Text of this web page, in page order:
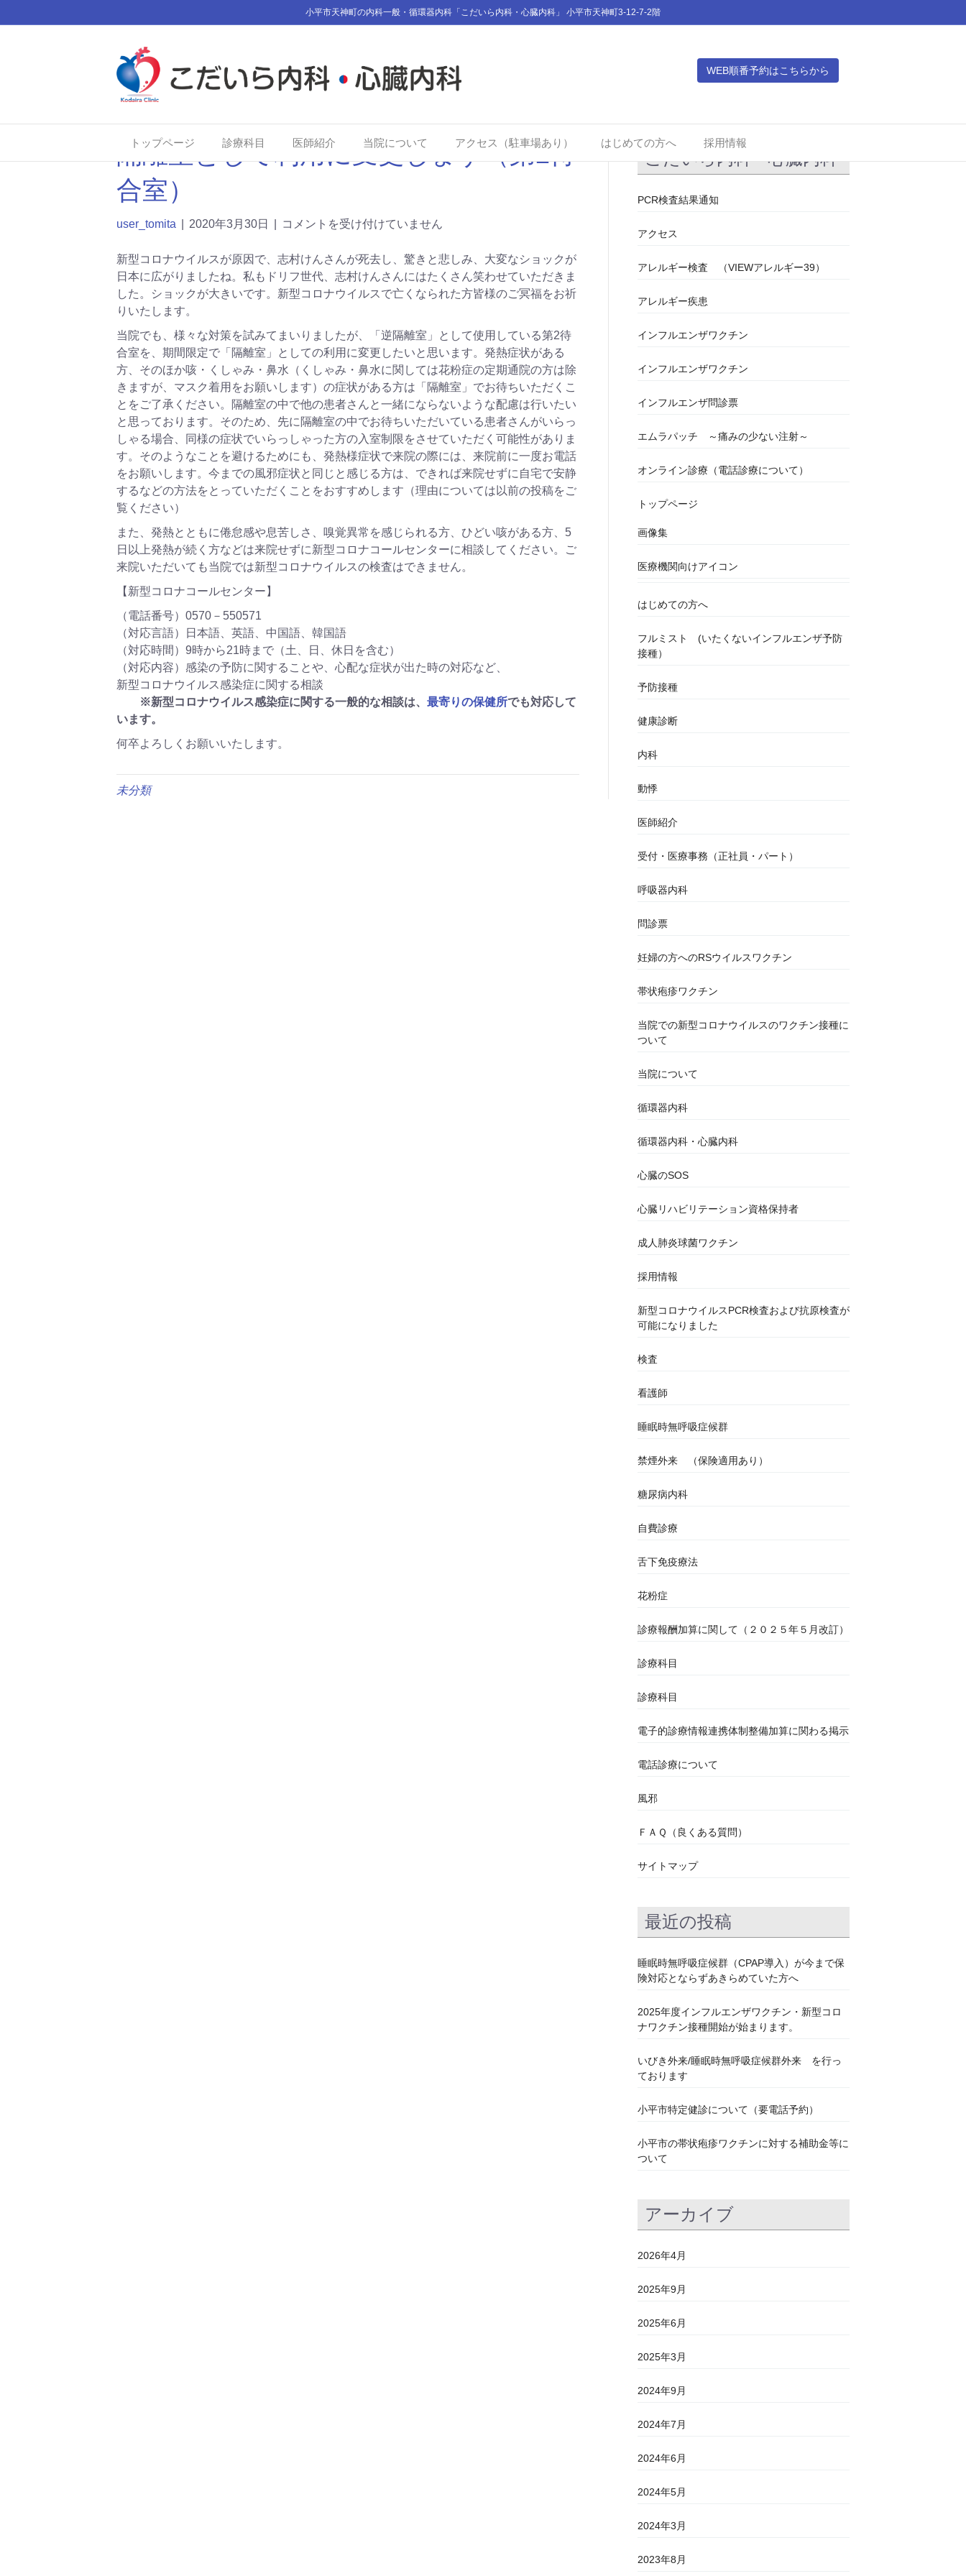
小平市天神町の内科一般・循環器内科「こだいら内科・心臓内科」 小平市天神町3-12-7-2階
WEB順番予約はこちらから
トップページ 診療科目 医師紹介 当院について アクセス（駐車場あり） はじめての方へ 採用情報
隔離室として利用に変更します（第2待
合室）
user_tomita 2020年3月30日 コメントを受け付けていません
新型コロナウイルスが原因で、志村けんさんが死去し、驚きと悲しみ、大変なショックが
日本に広がりましたね。私もドリフ世代、志村けんさんにはたくさん笑わせていただきま
した。ショックが大きいです。新型コロナウイルスで亡くなられた方皆様のご冥福をお祈
りいたします。
当院でも、様々な対策を試みてまいりましたが、「逆隔離室」として使用している第2待
合室を、期間限定で「隔離室」としての利用に変更したいと思います。発熱症状がある
方、そのほか咳・くしゃみ・鼻水（くしゃみ・鼻水に関しては花粉症の定期通院の方は除
きますが、マスク着用をお願いします）の症状がある方は「隔離室」でお待ちいただくこ
とをご了承ください。隔離室の中で他の患者さんと一緒にならないような配慮は行いたい
と思っております。そのため、先に隔離室の中でお待ちいただいている患者さんがいらっ
しゃる場合、同様の症状でいらっしゃった方の入室制限をさせていただく可能性がありま
す。そのようなことを避けるためにも、発熱様症状で来院の際には、来院前に一度お電話
をお願いします。今までの風邪症状と同じと感じる方は、できれば来院せずに自宅で安静
するなどの方法をとっていただくことをおすすめします（理由については以前の投稿をご
覧ください）
また、発熱とともに倦怠感や息苦しさ、嗅覚異常を感じられる方、ひどい咳がある方、5
日以上発熱が続く方などは来院せずに新型コロナコールセンターに相談してください。ご
来院いただいても当院では新型コロナウイルスの検査はできません。
【新型コロナコールセンター】
（電話番号）0570－550571
（対応言語）日本語、英語、中国語、韓国語
（対応時間）9時から21時まで（土、日、休日を含む）
（対応内容）感染の予防に関することや、心配な症状が出た時の対応など、
新型コロナウイルス感染症に関する相談
※新型コロナウイルス感染症に関する一般的な相談は、 最寄りの保健所でも対応して
います。
何卒よろしくお願いいたします。
未分類
こだいら内科・心臓内科
PCR検査結果通知
アクセス
アレルギー検査 （VIEWアレルギー39）
アレルギー疾患
インフルエンザワクチン
インフルエンザワクチン
インフルエンザ問診票
エムラパッチ ～痛みの少ない注射～
オンライン診療（電話診療について）
トップページ
画像集
医療機関向けアイコン
はじめての方へ
フルミスト (いたくないインフルエンザ予防
接種）
予防接種
健康診断
内科
動悸
医師紹介
受付・医療事務（正社員・パート）
呼吸器内科
問診票
妊婦の方へのRSウイルスワクチン
帯状疱疹ワクチン
当院での新型コロナウイルスのワクチン接種に
ついて
当院について
循環器内科
循環器内科・心臓内科
心臓のSOS
心臓リハビリテーション資格保持者
成人肺炎球菌ワクチン
採用情報
新型コロナウイルスPCR検査および抗原検査が
可能になりました
検査
看護師
睡眠時無呼吸症候群
禁煙外来 （保険適用あり）
糖尿病内科
自費診療
舌下免疫療法
花粉症
診療報酬加算に関して（２０２５年５月改訂）
診療科目
診療科目
電子的診療情報連携体制整備加算に関わる掲示
電話診療について
風邪
ＦＡＱ（良くある質問）
サイトマップ
最近の投稿
睡眠時無呼吸症候群（CPAP導入）が今まで保
険対応とならずあきらめていた方へ
2025年度インフルエンザワクチン・新型コロ
ナワクチン接種開始が始まります。
いびき外来/睡眠時無呼吸症候群外来 を行っ
ております
小平市特定健診について（要電話予約）
小平市の帯状疱疹ワクチンに対する補助金等に
ついて
アーカイブ
2026年4月
2025年9月
2025年6月
2025年3月
2024年9月
2024年7月
2024年6月
2024年5月
2024年3月
2023年8月